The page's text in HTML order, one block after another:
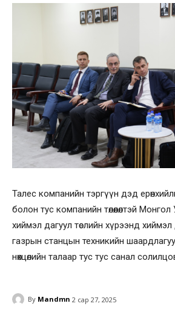
Талес компанийн тэргүүн дэд
болон тус компанийн төлөөлөлтэй
хиймэл дагуул төслийн хүрээнд
газрын станцын техникийн
нөхцөлийн талаар тус тус санал
By Mandmn 2 сар 27, 2025